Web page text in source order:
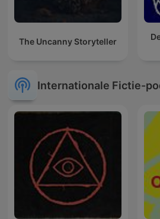
The Uncanny Storyteller
Internationale Fictie-